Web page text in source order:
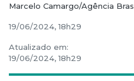
Marcelo Camargo/Agência
19/06/2024, 18h29
Atualizado em:
19/06/2024, 18h29